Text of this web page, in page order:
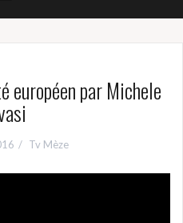
européen par Michele
Tv Mèze